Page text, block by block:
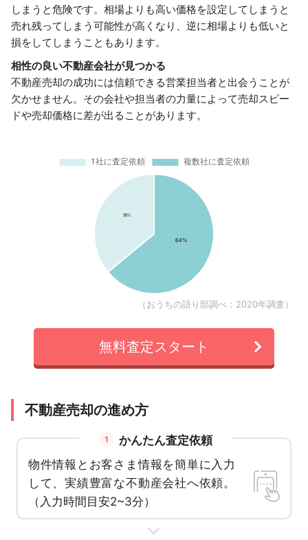
しまうと危険です。相場よりも高い価格を設定してしまうと
売れ残ってしまう可能性が高くなり、逆に相場よりも低いと
損をしてしまうこともあります。
相性の良い不動産会社が見つかる
不動産売却の成功には信頼できる営業担当者と出会うことが
欠かせません。その会社や担当者の力量によって売却スピー
ドや売却価格に差が出ることがあります。
（おうちの語り部調べ：2020年調査）
無料査定スタート
不動産売却の進め方
1
かんたん査定依頼
物件情報とお客さま情報を簡単に入力
して、実績豊富な不動産会社へ依頼。
（入力時間目安2~3分）